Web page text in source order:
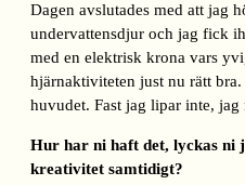
Dagen avslutades med att jag
undervattensdjur och jag fick
med en elektrisk krona vars
hjärnaktiviteten just nu rätt
huvudet. Fast jag lipar inte, jag
Hur har ni haft det, lyckas ni
kreativitet samtidigt?